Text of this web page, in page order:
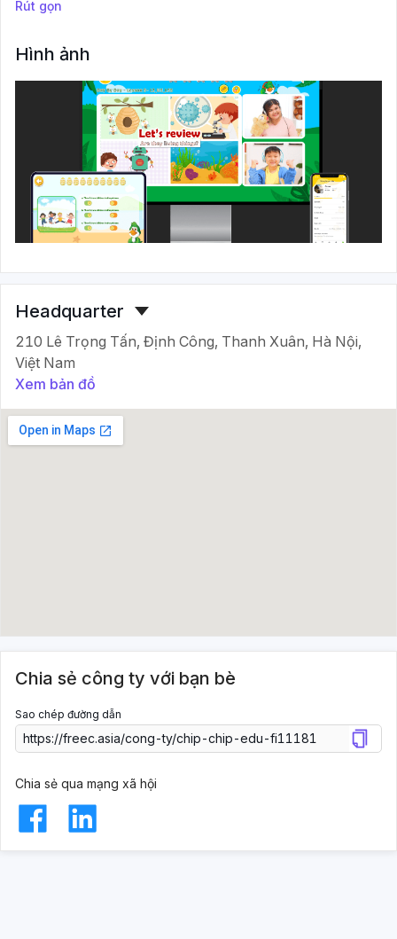
Rút gọn
Hình ảnh
Headquarter
210 Lê Trọng Tấn, Định Công, Thanh Xuân, Hà Nội,
Việt Nam
Xem bản đồ
Chia sẻ công ty với bạn bè
Sao chép đường dẫn
Chia sẻ qua mạng xã hội